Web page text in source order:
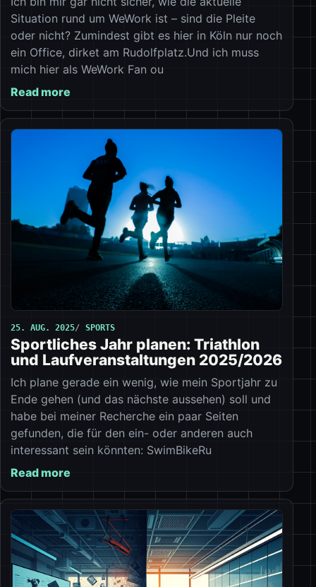
Situation rund um WeWork ist – sind die Pleite
oder nicht? Zumindest gibt es hier in Köln nur noch
ein Office, dirket am Rudolfplatz.Und ich muss
mich hier als WeWork Fan ou
Read more
25. AUG. 2025 SPORTS
Sportliches Jahr planen: Triathlon
und Laufveranstaltungen 2025/2026
Ich plane gerade ein wenig, wie mein Sportjahr zu
Ende gehen (und das nächste aussehen) soll und
habe bei meiner Recherche ein paar Seiten
gefunden, die für den ein- oder anderen auch
interessant sein könnten: SwimBikeRu
Read more